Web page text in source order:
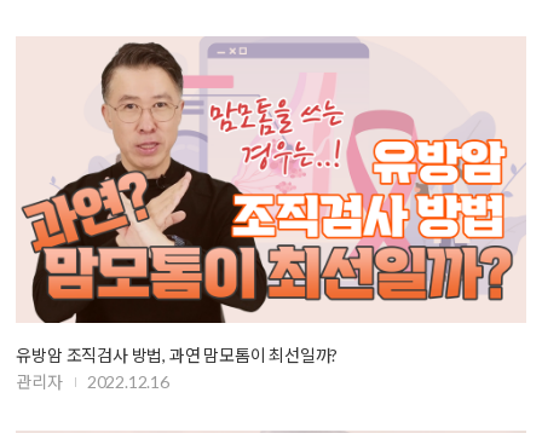
유방암 조직검사 방법, 과연 맘모톰이 최선일까?
관리자
2022.12.16